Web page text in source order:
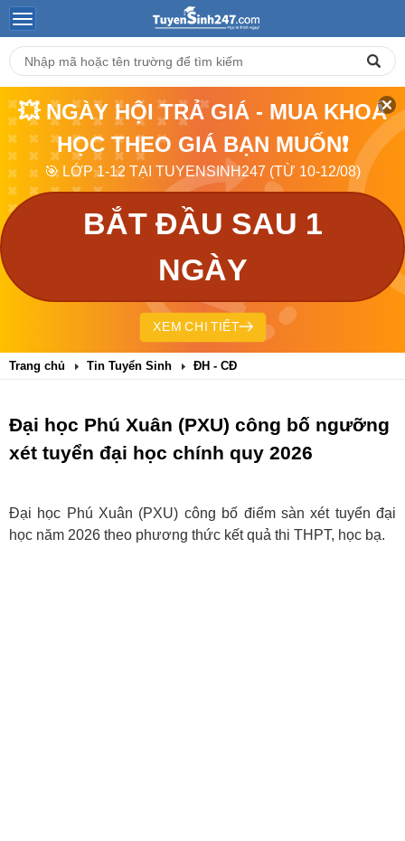
💥 NGÀY HỘI TRẢ GIÁ - MUA KHOÁ
HỌC THEO GIÁ BẠN MUỐN❗
🎯 LỚP 1-12 TẠI TUYENSINH247 (TỪ 10-12/08)
BẮT ĐẦU SAU 1
NGÀY
XEM CHI TIẾT
Trang chủ Tin Tuyển Sinh ĐH - CĐ
Đại học Phú Xuân (PXU) công bố ngưỡng
xét tuyển đại học chính quy 2026
Đại học Phú Xuân (PXU) công bố điểm sàn xét tuyển đại
học năm 2026 theo phương thức kết quả thi THPT, học bạ.